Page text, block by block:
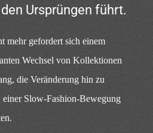
Ursprüngen führt.
mehr gefordert sich einem
Wechsel von Kollektionen
die Veränderung hin zu
Slow-Fashion-Bewegung